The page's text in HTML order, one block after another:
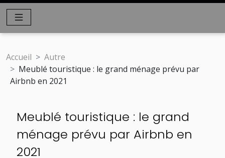
Accueil
Autre
Meublé touristique : le grand ménage prévu par
Airbnb en 2021
Meublé touristique : le grand
ménage prévu par Airbnb en
2021